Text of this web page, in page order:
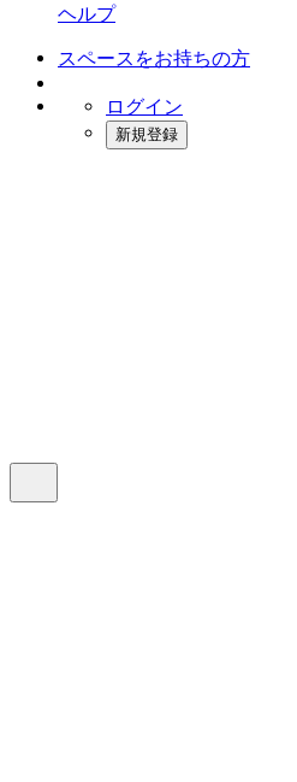
ヘルプ
スペースをお持ちの方
ログイン
新規登録